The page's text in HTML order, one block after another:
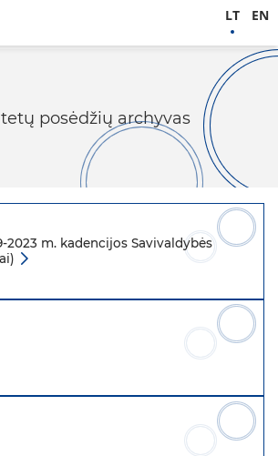
posėdžių archyvas
2023 m. kadencijos Savivaldybės
LT EN